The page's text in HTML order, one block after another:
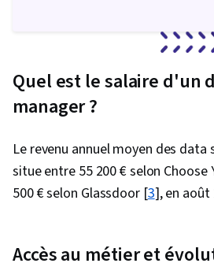
Quel est le salaire d'un
manager ?
Le revenu annuel moyen des data
situe entre 55 200 € selon Choose
500 € selon Glassdoor [3], en août
Accès au métier et